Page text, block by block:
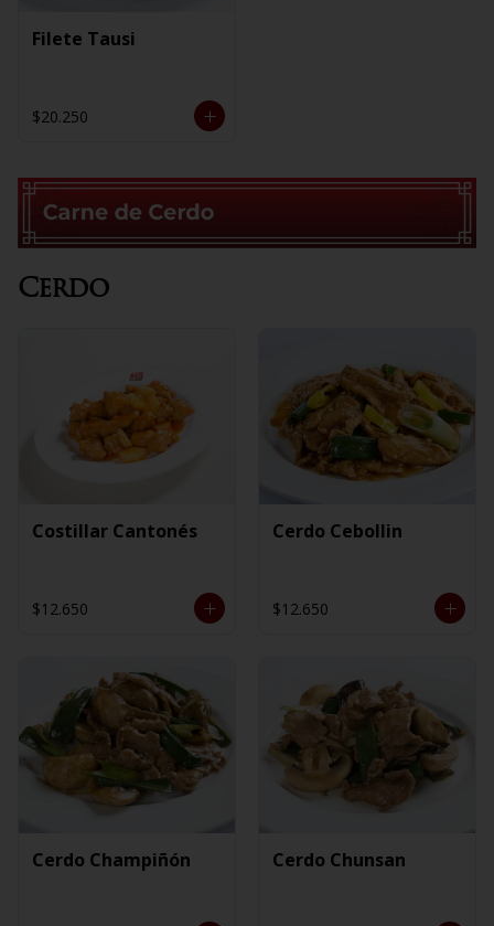
Filete Tausi
$20.250
Cerdo
Costillar Cantonés
$12.650
Cerdo Cebollin
$12.650
Cerdo Champiñón Cerdo Chunsan